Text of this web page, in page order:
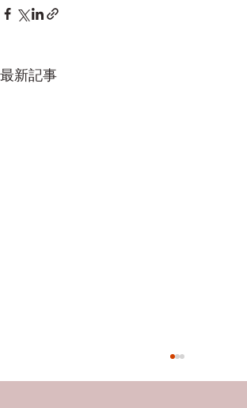
最新記事